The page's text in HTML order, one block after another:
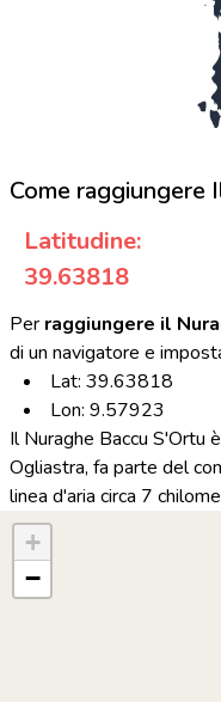
Come raggiungere
Latitudine:
39.63818
Per raggiungere il
di un navigatore e
Lat: 39.63818
Lon: 9.57923
Il Nuraghe Baccu S'Ortu
Ogliastra, fa parte del
linea d'aria circa 7
+
−